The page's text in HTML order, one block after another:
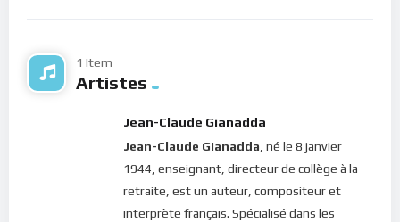
Pour vous inscrire directement aux publications, veuillez
cliquer ici : [newsletter_button id=2 label=”S’abonner”
Si vous voulez vous inscrire sur le site (afin d’être en mesure
de poster des commentaires) et pour les publications,
veuillez cliquer ici :Inscription
1 Item
Artistes
Jean-Claude Gianadda
Jean-Claude Gianadda , né le 8 janvier
1944, enseignant, directeur de collège à la
retraite, est un auteur, compositeur et
interprète français. Spécialisé dans les